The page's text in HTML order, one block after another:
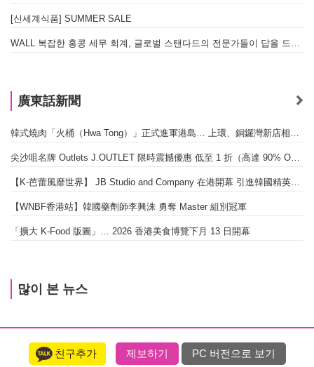
[신세계식품] SUMMER SALE
WALL 복잡한 홍콩 세무 회계, 글로벌 스탠다드의 전문가들이 답을 드립니다! - 법인설립, 회계, 감사
廣東話新聞
韓式燒肉「火桶（Hwa Tong）」正式進軍港島… 上環、銅鑼灣新店相繼開幕
尖沙咀名牌 Outlets J.OUTLET 限時震撼優惠 低至 1 折（高達 90% OFF）
【K-芭蕾風靡世界】 JB Studio and Company 在港開幕 引進韓國精英芭蕾教育系統
【WNBF香港站】韓國藥劑師李興洙 勇奪 Master 組別冠軍
「擴大 K-Food 版圖」… 2026 香港美食博覽下月 13 日開幕
많이 본 뉴스
친구추가 제보하기 PC 버전으로 보기